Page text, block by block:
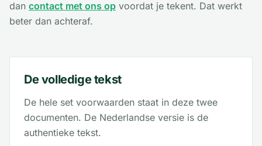
dan contact met ons op voordat je tekent. Dat werkt
beter dan achteraf.
De volledige tekst
De hele set voorwaarden staat in deze twee
documenten. De Nederlandse versie is de
authentieke tekst.